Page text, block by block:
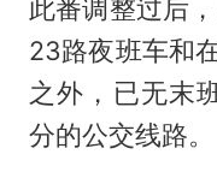
此番调整过后
23路夜班车和
之外，已无末
分的公交线路。